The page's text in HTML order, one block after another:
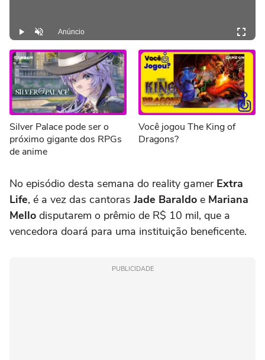
Play DesmutarAnúncio
Silver Palace pode ser o
próximo gigante dos RPGs
de anime
Você jogou The King of
Dragons?
No episódio desta semana do reality gamer Extra
Life, é a vez das cantoras Jade Baraldo e Mariana
Mello disputarem o prêmio de R$ 10 mil, que a
vencedora doará para uma instituição beneficente.
PUBLICIDADE